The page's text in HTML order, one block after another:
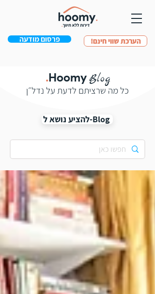
פרסום מודעה !הערכת שווי חינם
HoomyBlog
.
כל מה שרציתם לדעת על נדל״ן
Blog-להציע נושא ל